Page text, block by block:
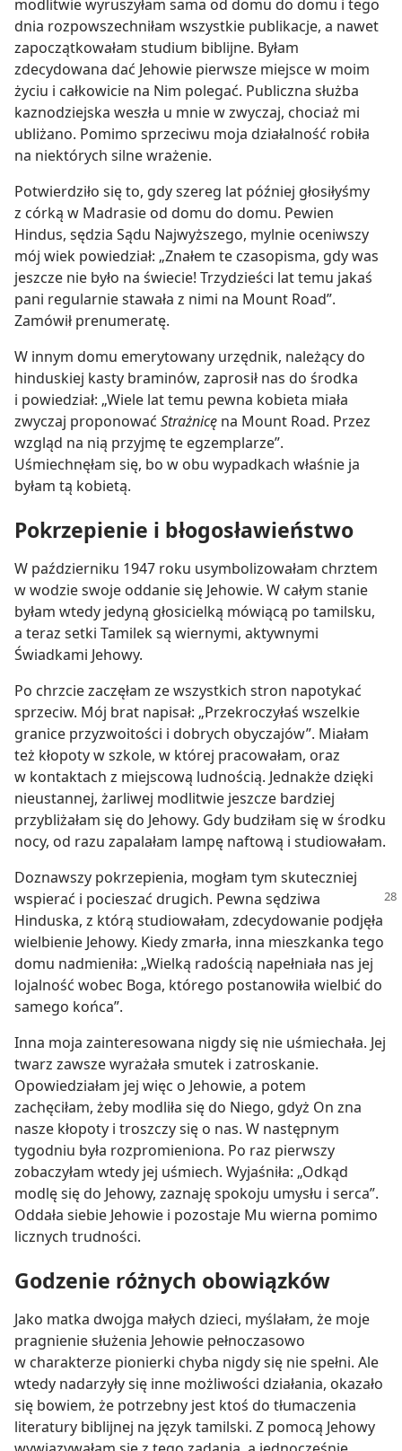
modlitwie wyruszyłam sama od domu do domu i tego
dnia rozpowszechniłam wszystkie publikacje, a nawet
zapoczątkowałam studium biblijne. Byłam
zdecydowana dać Jehowie pierwsze miejsce w moim
życiu i całkowicie na Nim polegać. Publiczna służba
kaznodziejska weszła u mnie w zwyczaj, chociaż mi
ubliżano. Pomimo sprzeciwu moja działalność robiła
na niektórych silne wrażenie.
Potwierdziło się to, gdy szereg lat później głosiłyśmy
z córką w Madrasie od domu do domu. Pewien
Hindus, sędzia Sądu Najwyższego, mylnie oceniwszy
mój wiek powiedział: „Znałem te czasopisma, gdy was
jeszcze nie było na świecie! Trzydzieści lat temu jakaś
pani regularnie stawała z nimi na Mount Road”.
Zamówił prenumeratę.
W innym domu emerytowany urzędnik, należący do
hinduskiej kasty braminów, zaprosił nas do środka
i powiedział: „Wiele lat temu pewna kobieta miała
zwyczaj proponować Strażnicę na Mount Road. Przez
wzgląd na nią przyjmę te egzemplarze”.
Uśmiechnęłam się, bo w obu wypadkach właśnie ja
byłam tą kobietą.
Pokrzepienie i błogosławieństwo
W październiku 1947 roku usymbolizowałam chrztem
w wodzie swoje oddanie się Jehowie. W całym stanie
byłam wtedy jedyną głosicielką mówiącą po tamilsku,
a teraz setki Tamilek są wiernymi, aktywnymi
Świadkami Jehowy.
Po chrzcie zaczęłam ze wszystkich stron napotykać
sprzeciw. Mój brat napisał: „Przekroczyłaś wszelkie
granice przyzwoitości i dobrych obyczajów”. Miałam
też kłopoty w szkole, w której pracowałam, oraz
w kontaktach z miejscową ludnością. Jednakże dzięki
nieustannej, żarliwej modlitwie jeszcze bardziej
przybliżałam się do Jehowy. Gdy budziłam się w środku
nocy, od razu zapalałam lampę naftową i studiowałam.
Doznawszy pokrzepienia, mogłam tym skuteczniej
wspierać i pocieszać drugich. Pewna sędziwa
Hinduska, z którą studiowałam, zdecydowanie podjęła
wielbienie Jehowy. Kiedy zmarła, inna mieszkanka tego
domu nadmieniła: „Wielką radością napełniała nas jej
lojalność wobec Boga, którego postanowiła wielbić do
samego końca”.
Inna moja zainteresowana nigdy się nie uśmiechała. Jej
twarz zawsze wyrażała smutek i zatroskanie.
Opowiedziałam jej więc o Jehowie, a potem
zachęciłam, żeby modliła się do Niego, gdyż On zna
nasze kłopoty i troszczy się o nas. W następnym
tygodniu była rozpromieniona. Po raz pierwszy
zobaczyłam wtedy jej uśmiech. Wyjaśniła: „Odkąd
modlę się do Jehowy, zaznaję spokoju umysłu i serca”.
Oddała siebie Jehowie i pozostaje Mu wierna pomimo
licznych trudności.
Godzenie różnych obowiązków
Jako matka dwojga małych dzieci, myślałam, że moje
pragnienie służenia Jehowie pełnoczasowo
w charakterze pionierki chyba nigdy się nie spełni. Ale
wtedy nadarzyły się inne możliwości działania, okazało
się bowiem, że potrzebny jest ktoś do tłumaczenia
literatury biblijnej na język tamilski. Z pomocą Jehowy